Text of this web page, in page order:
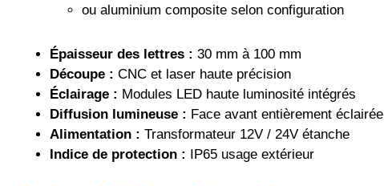
ou aluminium composite selon configuration
Épaisseur des lettres : 30 mm à 100 mm
Découpe : CNC et laser haute précision
Éclairage : Modules LED haute luminosité intégrés
Diffusion lumineuse : Face avant entièrement éclairée
Alimentation : Transformateur 12V / 24V étanche
Indice de protection :
IP65 usage extérieur